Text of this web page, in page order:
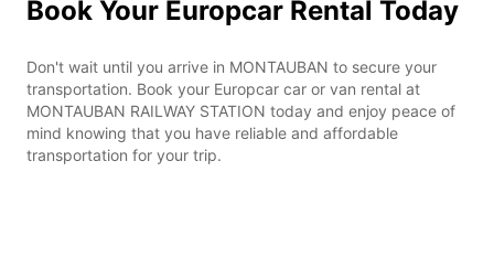
Book Your Europcar Rental Today
Don't wait until you arrive in MONTAUBAN to secure your
transportation. Book your Europcar car or van rental at
MONTAUBAN RAILWAY STATION today and enjoy peace of
mind knowing that you have reliable and affordable
transportation for your trip.